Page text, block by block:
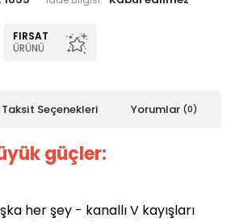
FIRSAT
ÜRÜNÜ
Taksit Seçenekleri Yorumlar (0)
güçler:
her şey - kanallı V kayışları